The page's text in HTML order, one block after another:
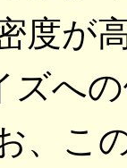
度が
ズへ
、こ